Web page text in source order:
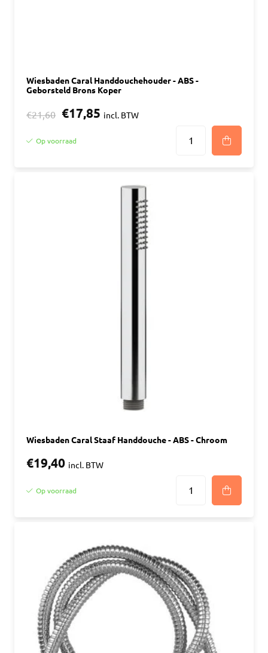
Wiesbaden Caral Handdouchehouder - ABS -
Geborsteld Brons Koper
€21,60 €17,85 incl. BTW
Op voorraad
Wiesbaden Caral Staaf Handdouche - ABS - Chroom
€19,40 incl. BTW
Op voorraad